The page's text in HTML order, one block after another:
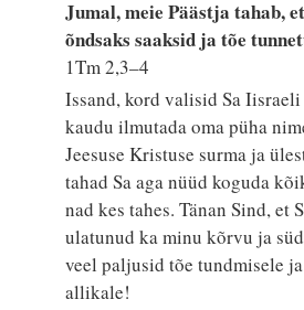
Jumal, meie Päästja tahab,
õndsaks saaksid ja tõe
1Tm 2,3–4
Issand, kord valisid Sa Iisraeli
kaudu ilmutada oma püha
Jeesuse Kristuse surma ja
tahad Sa aga nüüd koguda
nad kes tahes. Tänan Sind, et
ulatunud ka minu kõrvu ja
veel paljusid tõe tundmisele
allikale!